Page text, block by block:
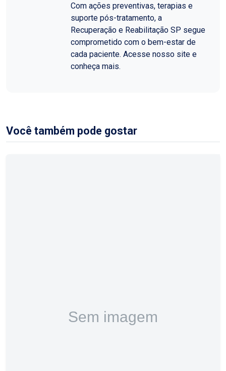
Com ações preventivas, terapias e
suporte pós-tratamento, a
Recuperação e Reabilitação SP segue
comprometido com o bem-estar de
cada paciente. Acesse nosso site e
conheça mais.
Você também pode gostar